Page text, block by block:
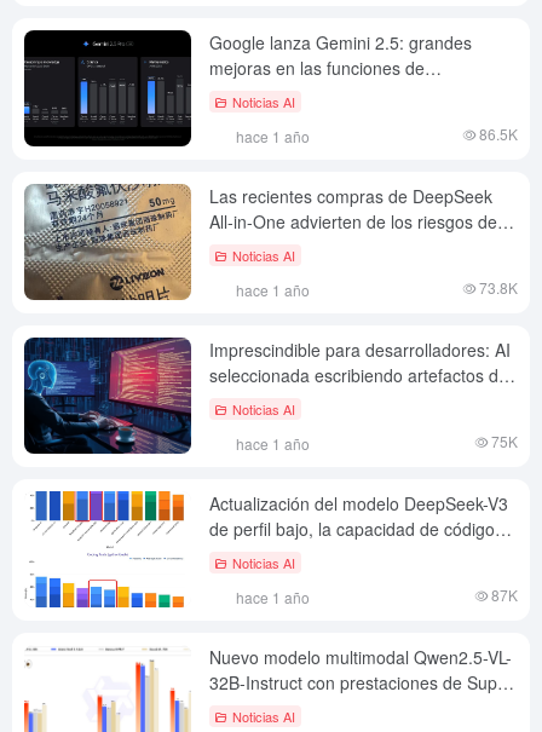
Google lanza Gemini 2.5: grandes
mejoras en las funciones de
"pensamiento
Noticias AI
hace 1 año 86.5K
Las recientes compras de DeepSeek
All-in-One advierten de los riesgos de
infracción al usar Dify
Noticias AI
hace 1 año 73.8K
Imprescindible para desarrolladores: AI
seleccionada escribiendo artefactos de
código, mejora de la eficiencia más que
Noticias AI
hace 1 año 75K
Actualización del modelo DeepSeek-V3
de perfil bajo, la capacidad de código
salta a Claude-3.7
Noticias AI
hace 1 año 87K
Nuevo modelo multimodal Qwen2.5-VL-
32B-Instruct con prestaciones de Super
72B.Noticias AI